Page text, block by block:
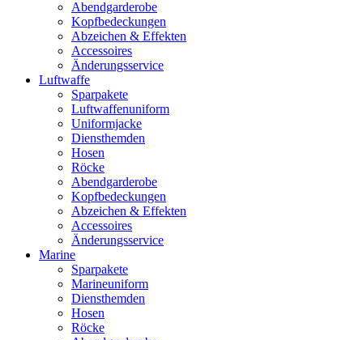
Abendgarderobe
Kopfbedeckungen
Abzeichen & Effekten
Accessoires
Änderungsservice
Luftwaffe
Sparpakete
Luftwaffenuniform
Uniformjacke
Diensthemden
Hosen
Röcke
Abendgarderobe
Kopfbedeckungen
Abzeichen & Effekten
Accessoires
Änderungsservice
Marine
Sparpakete
Marineuniform
Diensthemden
Hosen
Röcke